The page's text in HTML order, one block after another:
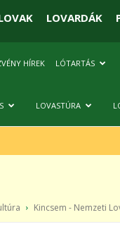
LOVARDÁK
HÍREK LÓTARTÁS
LOVASTÚRA
Kincsem - Nemzeti